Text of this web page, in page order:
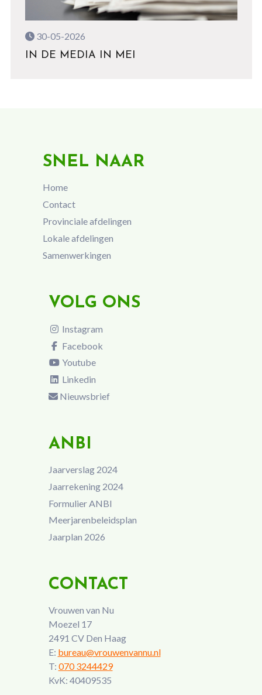
30-05-2026
IN DE MEDIA IN MEI
SNEL NAAR
Home
Contact
Provinciale afdelingen
Lokale afdelingen
Samenwerkingen
VOLG ONS
Instagram
Facebook
Youtube
Linkedin
Nieuwsbrief
ANBI
Jaarverslag 2024
Jaarrekening 2024
Formulier ANBI
Meerjarenbeleidsplan
Jaarplan 2026
CONTACT
Vrouwen van Nu
Moezel 17
2491 CV Den Haag
E: bureau@vrouwenvannu.nl
T: 070 3244429
KvK: 40409535